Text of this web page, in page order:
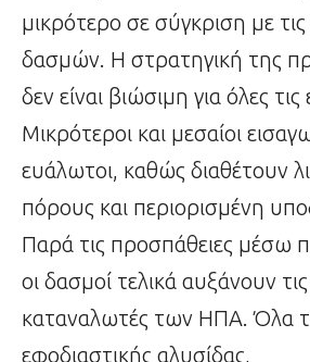
μικρότερο σε σύγκριση με
δασμών. Η στρατηγική της
δεν είναι βιώσιμη για όλες τις
Μικρότεροι και μεσαίοι
ευάλωτοι, καθώς διαθέτουν
πόρους και περιορισμένη
Παρά τις προσπάθειες μέσω
οι δασμοί τελικά αυξάνουν
καταναλωτές των ΗΠΑ. Όλα
εφοδιαστικής αλυσίδας,